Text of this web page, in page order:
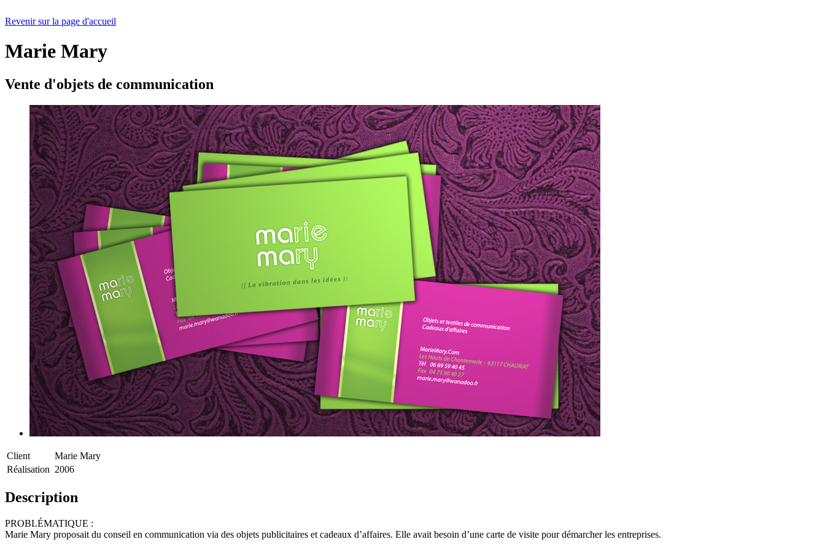
Revenir sur la page d'accueil
Marie Mary
Vente d'objets de communication
Client
Marie Mary
Réalisation 2006
Description
PROBLÉMATIQUE :
Marie Mary proposait du conseil en communication via des objets publicitaires et cadeaux d’affaires. Elle avait besoin d’une carte de visite pour démarcher les entreprises.